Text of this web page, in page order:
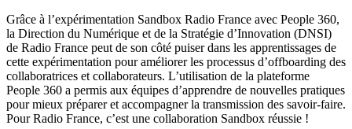
Grâce à l’expérimentation Sandbox Radio France avec People 360,
la Direction du Numérique et de la Stratégie d’Innovation (DNSI)
de Radio France peut de son côté puiser dans les apprentissages de
cette expérimentation pour améliorer les processus d’offboarding des
collaboratrices et collaborateurs. L’utilisation de la plateforme
People 360 a permis aux équipes d’apprendre de nouvelles pratiques
pour mieux préparer et accompagner la transmission des savoir-faire.
Pour Radio France, c’est une collaboration Sandbox réussie !